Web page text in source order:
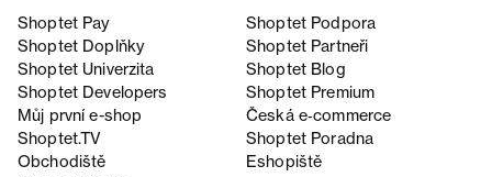
Shoptet Pay
Shoptet Podpora
Shoptet Doplňky
Shoptet Partneři
Shoptet Univerzita
Shoptet Blog
Shoptet Developers
Shoptet Premium
Můj první e-shop
Česká e‑commerce
Shoptet.TV
Shoptet Poradna
Obchodiště
Eshopiště